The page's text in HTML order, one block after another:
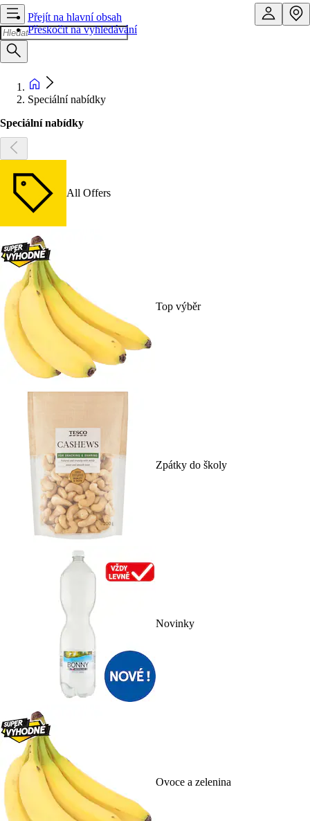
Přejít na hlavní obsah
Přeskočit na vyhledávání
Speciální nabídky
Speciální nabídky
All Offers
Top výběr
Zpátky do školy
Novinky
Ovoce a zelenina